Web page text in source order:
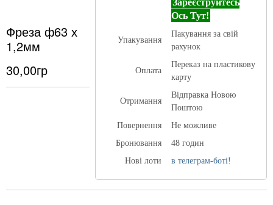
Фреза ф63 х
1,2мм
30,00гр
Зареєструйтесь
Ось Тут!
Упакування
Пакування за свій
рахунок
Оплата
Переказ на пластикову
карту
Отримання
Відправка Новою
Поштою
Повернення
Не можливе
Бронювання
48 годин
Нові лоти
в телеграм-боті!